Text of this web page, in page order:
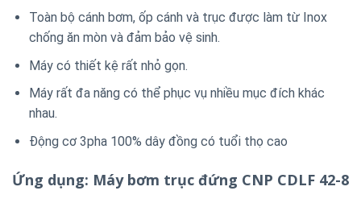
Toàn bộ cánh bơm, ốp cánh và trục được làm từ Inox
chống ăn mòn và đảm bảo vệ sinh.
Máy có thiết kệ rất nhỏ gọn.
Máy rất đa năng có thể phục vụ nhiều mục đích khác
nhau.
Động cơ 3pha 100% dây đồng có tuổi thọ cao
Ứng dụng: Máy bơm trục đứng CNP CDLF 42-8